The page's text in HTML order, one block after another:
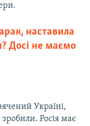
наставила
Досі не маємо
Україні,
Росія має